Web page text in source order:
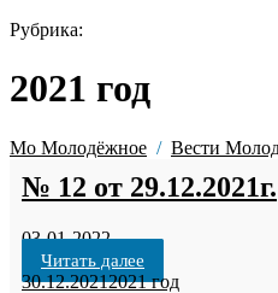
Рубрика:
2021 год
Мо Молодёжное Вести
№ 12 от 29.12.2021г.
03-01-2022
Читать далее
30.12.20212021 год